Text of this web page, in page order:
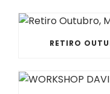
RETIRO